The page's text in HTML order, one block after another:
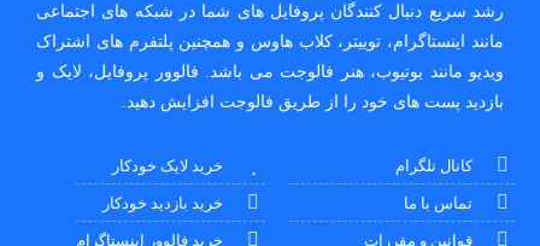
رشد سریع دنبال کنندگان پروفایل های شما در شبکه های اجتماعی
مانند اینستاگرام، توییتر، کلاب هاوس و همچنین پلتفرم های اشتراک
ویدیو مانند یوتیوب، هنر فالوجت می باشد. فالوور پروفایل، لایک و
بازدید پست های خود را از طریق فالوجت افزایش دهید.
کانال تلگرام
تماس با ما
قوانین و مقررات
خرید لایک خودکار
خرید بازدید خودکار
خرید فالوور اینستاگرام